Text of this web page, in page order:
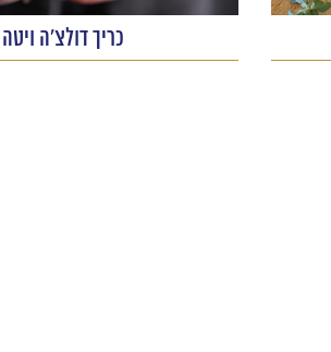
כריך דולצ'ה ויטה